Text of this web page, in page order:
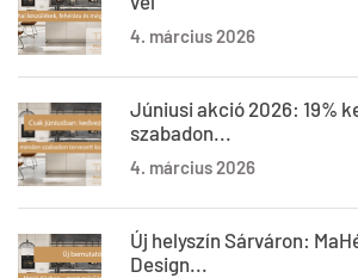
4. március 2026
Júniusi akció 2026: 19%
szabadon...
4. március 2026
Új helyszín Sárváron:
Design...